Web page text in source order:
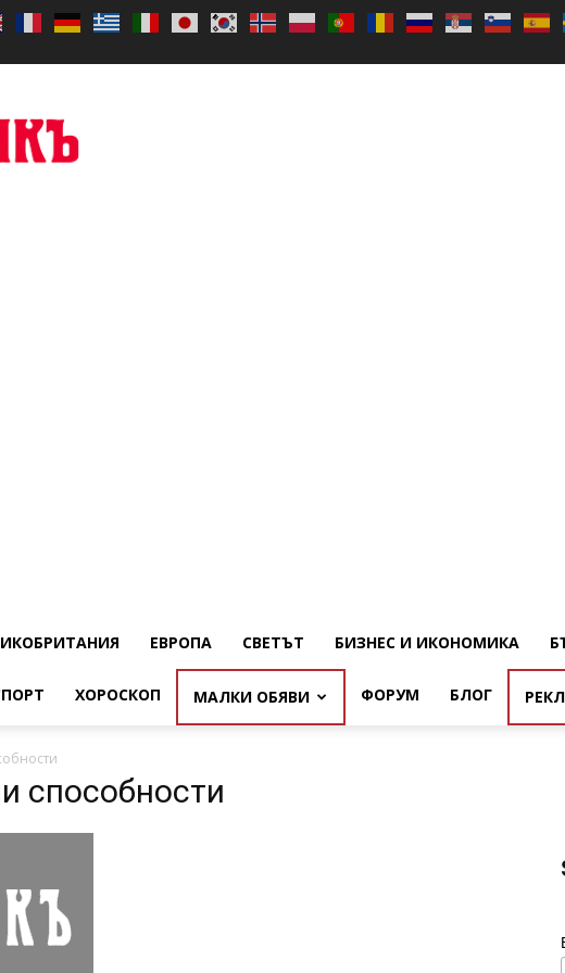
ЕВРОПА СВЕТЪТ БИЗНЕС И ИКОНОМИКА
ХОРОСКОП МАЛКИ ОБЯВИ ФОРУМ БЛОГ
способности